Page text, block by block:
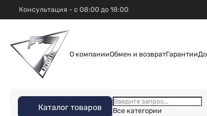
Консультация - с 08:00 до 18:00
О компанииОбмен и возвратГарантии
Каталог товаров
Все категории